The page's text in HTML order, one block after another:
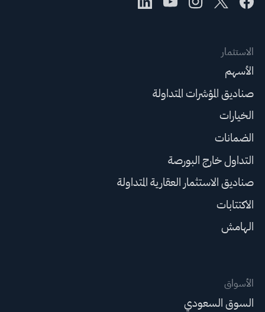
الاستثمار
الأسهم
صناديق المؤشرات المتداولة
الخيارات
الضمانات
التداول خارج البورصة
صناديق الاستثمار العقارية المتداولة
الاكتتابات
الهامش
الأسواق
السوق السعودي